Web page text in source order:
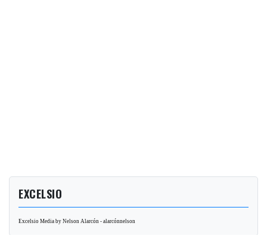
EXCELSIO
Excelsio Media by Nelson Alarcón - alarcónnelson